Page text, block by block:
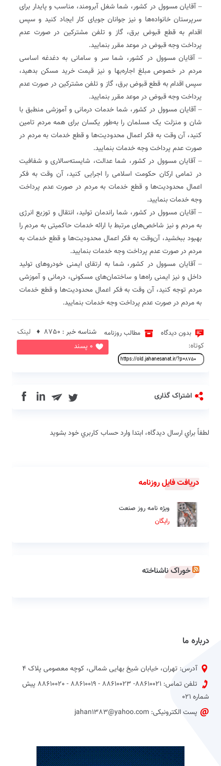
– آقایان مسوول در کشور، شما شغل آبرومند، مناسب و پایدار برای
سرپرستان خانواده‌ها و نیز جوانان جویای کار ایجاد کنید و سپس
اقدام به قطع قبوض برق، گاز و تلفن مشترکین در صورت عدم
پرداخت وجه قبوض در موعد مقرر بنمایید.
– آقایان مسوول در کشور، شما سر و سامانی به دغدغه اساسی
مردم در خصوص مبلغ اجاره‌بها و نیز قیمت خرید مسکن بدهید،
سپس اقدام به قطع قبوض برق، گاز و تلفن مشترکین در صورت عدم
پرداخت وجه قبوض در موعد مقرر بنمایید.
– آقایان مسوول در کشور، شما خدمات درمانی و آموزشی منطبق با
شان و منزلت یک مسلمان را به‌طور یکسان برای همه مردم تامین
کنید، آن وقت به فکر اعمال محدودیت‌ها و قطع خدمات به مردم در
صورت عدم پرداخت وجه خدمات بنمایید.
– آقایان مسوول در کشور، شما عدالت، شایسته‌سالاری و شفافیت
در تمامی ارکان حکومت اسلامی را اجرایی کنید، آن وقت به فکر
اعمال محدودیت‌ها و قطع خدمات به مردم در صورت عدم پرداخت
وجه خدمات بنمایید.
– آقایان مسوول در کشور، شما راندمان تولید، انتقال و توزیع انرژی
به مردم و نیز شاخص‌های مرتبط با ارائه خدمات حاکمیتی به مردم را
بهبود ببخشید، آن‌وقت به فکر اعمال محدودیت‌ها و قطع خدمات به
مردم در صورت عدم پرداخت وجه خدمات بنمایید.
– آقایان مسوول در کشور، شما به ارتقای ایمنی خودروهای تولید
داخل و نیز ایمنی راه‌ها و ساختمان‌های مسکونی، درمانی و آموزشی
مردم توجه کنید، آن وقت به فکر اعمال محدودیت‌ها و قطع خدمات
به مردم در صورت عدم پرداخت وجه خدمات بنمایید.
بدون دیدگاه مطالب روزنامه
0 پسند
شناسه خبر : 8750 ♦
لینک
کوتاه:
اشتراک گذاری in
لطفاً براي ارسال دیدگاه، ابتدا وارد حساب كاربري خود بشويد
دریافت فایل روزنامه
ویژه نامه روز صنعت
رایگان
خوراک ناشناخته
درباره ما
آدرس: تهران، خیابان شیخ بهایی شمالی، کوچه معصومی پلاک 4
تلفن تماس: 88610021- 88610023 - 88610019 - 88610020 پیش
شماره 021
پست الکترونیکی: jahan1383@yahoo.com